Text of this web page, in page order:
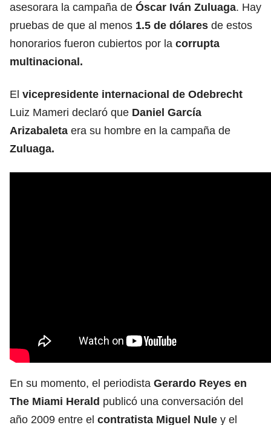
asesorara la campaña de Óscar Iván Zuluaga. Hay
pruebas de que al menos 1.5 de dólares de estos
honorarios fueron cubiertos por la corrupta
multinacional.
El vicepresidente internacional de Odebrecht
Luiz Mameri declaró que Daniel García
Arizabaleta era su hombre en la campaña de
Zuluaga.
En su momento, el periodista Gerardo Reyes en
The Miami Herald publicó una conversación del
año 2009 entre el contratista Miguel Nule y el